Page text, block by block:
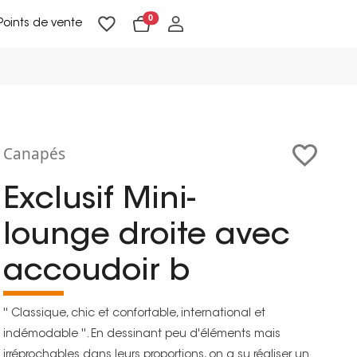
de vente 0
Canapés
Exclusif Mini-
lounge droite avec
accoudoir b
'' Classique, chic et confortable, international et
indémodable ''. En dessinant peu d'éléments mais